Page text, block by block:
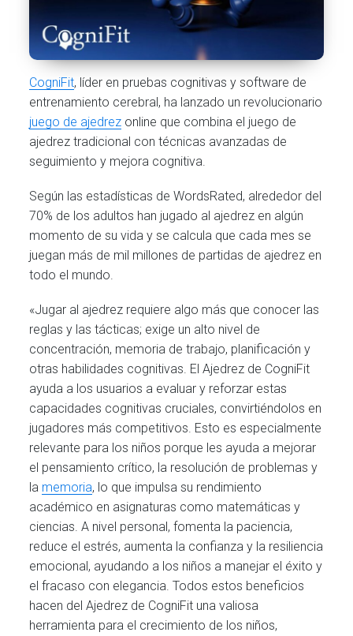
CogniFit, líder en pruebas cognitivas y software de
entrenamiento cerebral, ha lanzado un revolucionario
juego de ajedrez online que combina el juego de
ajedrez tradicional con técnicas avanzadas de
seguimiento y mejora cognitiva.
Según las estadísticas de WordsRated, alrededor del
70% de los adultos han jugado al ajedrez en algún
momento de su vida y se calcula que cada mes se
juegan más de mil millones de partidas de ajedrez en
todo el mundo.
«Jugar al ajedrez requiere algo más que conocer las
reglas y las tácticas; exige un alto nivel de
concentración, memoria de trabajo, planificación y
otras habilidades cognitivas. El Ajedrez de CogniFit
ayuda a los usuarios a evaluar y reforzar estas
capacidades cognitivas cruciales, convirtiéndolos en
jugadores más competitivos. Esto es especialmente
relevante para los niños porque les ayuda a mejorar
el pensamiento crítico, la resolución de problemas y
la memoria, lo que impulsa su rendimiento
académico en asignaturas como matemáticas y
ciencias. A nivel personal, fomenta la paciencia,
reduce el estrés, aumenta la confianza y la resiliencia
emocional, ayudando a los niños a manejar el éxito y
el fracaso con elegancia. Todos estos beneficios
hacen del Ajedrez de CogniFit una valiosa
herramienta para el crecimiento de los niños,